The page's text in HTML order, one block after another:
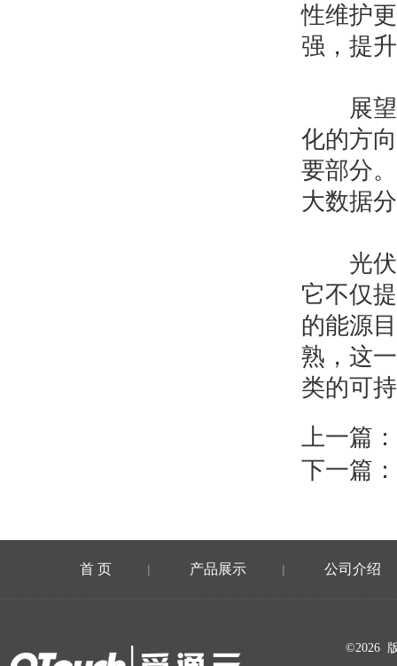
性维护
强，提
展望未
化的方
要部分
大数据
光伏智
它不仅
的能源
熟，这
类的可
上一篇：
下一篇：
首 页 | 产品展示 | 公司介绍
©2026